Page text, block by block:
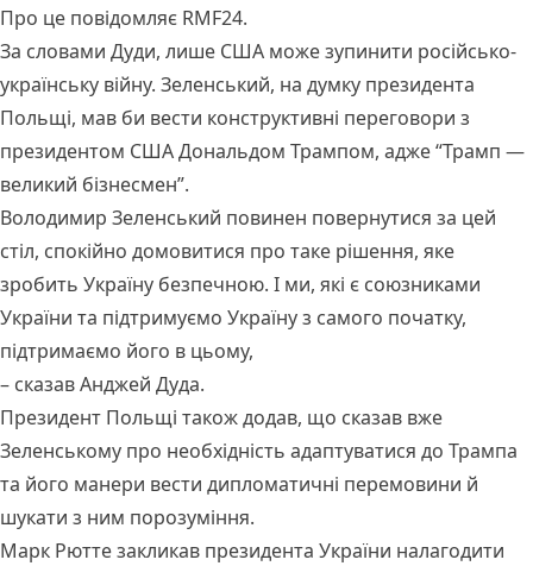
Про це повідомляє RMF24.
За словами Дуди, лише США може зупинити російсько-
українську війну. Зеленський, на думку президента
Польщі, мав би вести конструктивні переговори з
президентом США Дональдом Трампом, адже “Трамп —
великий бізнесмен”.
Володимир Зеленський повинен повернутися за цей
стіл, спокійно домовитися про таке рішення, яке
зробить Україну безпечною. І ми, які є союзниками
України та підтримуємо Україну з самого початку,
підтримаємо його в цьому,
– сказав Анджей Дуда.
Президент Польщі також додав, що сказав вже
Зеленському про необхідність адаптуватися до Трампа
та його манери вести дипломатичні перемовини й
шукати з ним порозуміння.
Марк Рютте закликав президента України налагодити